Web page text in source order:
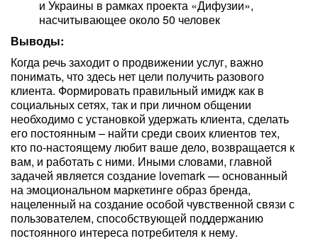
и Украины в рамках проекта «Дифузии»,
насчитывающее около 50 человек
Выводы:
Когда речь заходит о продвижении услуг, важно
понимать, что здесь нет цели получить разового
клиента. Формировать правильный имидж как в
социальных сетях, так и при личном общении
необходимо с установкой удержать клиента, сделать
его постоянным – найти среди своих клиентов тех,
кто по-настоящему любит ваше дело, возвращается к
вам, и работать с ними. Иными словами, главной
задачей является создание lovemark — основанный
на эмоциональном маркетинге образ бренда,
нацеленный на создание особой чувственной связи с
пользователем, способствующей поддержанию
постоянного интереса потребителя к нему.